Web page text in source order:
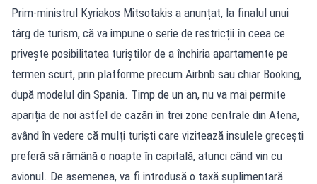
Prim-ministrul Kyriakos Mitsotakis a anunțat, la finalul unui
târg de turism, că va impune o serie de restricții în ceea ce
privește posibilitatea turiștilor de a închiria apartamente pe
termen scurt, prin platforme precum Airbnb sau chiar Booking,
după modelul din Spania. Timp de un an, nu va mai permite
apariția de noi astfel de cazări în trei zone centrale din Atena,
având în vedere că mulți turiști care vizitează insulele grecești
preferă să rămână o noapte în capitală, atunci când vin cu
avionul. De asemenea, va fi introdusă o taxă suplimentară